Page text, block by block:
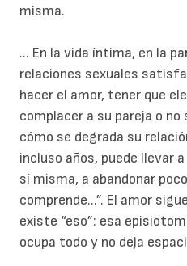
misma.
... En la vida íntima, en la
relaciones sexuales
hacer el amor, tener que
complacer a su pareja o
cómo se degrada su
incluso años, puede llevar
sí misma, a abandonar
comprende...”. El amor
existe “eso”: esa
ocupa todo y no deja